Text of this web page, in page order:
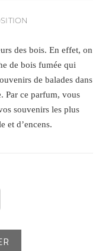
des bois. En effet, on
de bois fumée qui
de balades dans
Par ce parfum, vous
souvenirs les plus
et d’encens.